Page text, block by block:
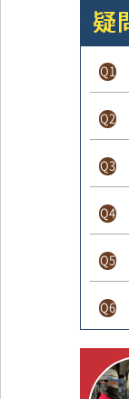
Q1
Q2
Q3
Q4
Q5
Q6